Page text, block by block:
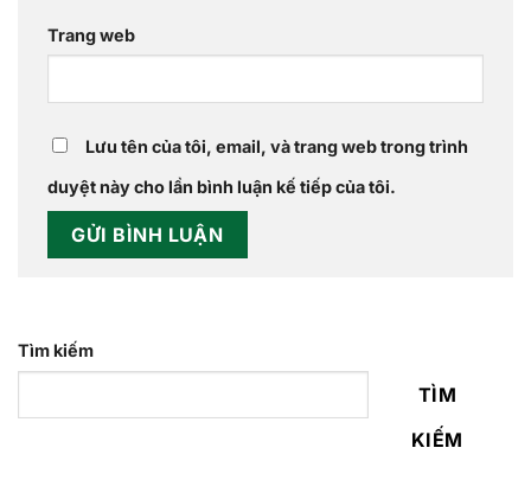
Trang web
Lưu tên của tôi, email, và trang web trong trình
duyệt này cho lần bình luận kế tiếp của tôi.
Tìm kiếm
TÌM
KIẾM